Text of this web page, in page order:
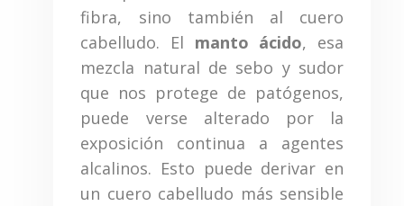
fibra, sino también al cuero
cabelludo. El manto ácido, esa
mezcla natural de sebo y sudor
que nos protege de patógenos,
puede verse alterado por la
exposición continua a agentes
alcalinos. Esto puede derivar en
un cuero cabelludo más sensible